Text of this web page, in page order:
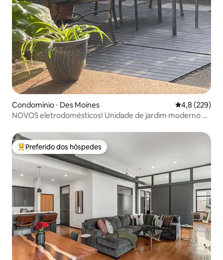
Condomínio ⋅ Des Moines 4,8 de uma
4,8 (229)
NOVOS eletrodomésticos! Unidade de jardim moderno de
Entre os melhores preferidos dos hóspedes
Preferido dos hóspedes